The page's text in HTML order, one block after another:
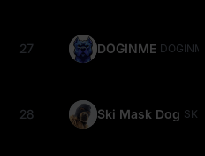
27 DOGINME DOGINME
28 Ski Mask Dog SKI